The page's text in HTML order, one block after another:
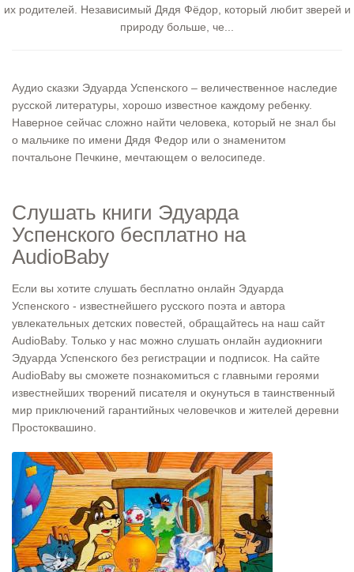
их родителей. Независимый Дядя Фёдор, который любит зверей и
природу больше, че...
Аудио сказки Эдуарда Успенского – величественное наследие
русской литературы, хорошо известное каждому ребенку.
Наверное сейчас сложно найти человека, который не знал бы
о мальчике по имени Дядя Федор или о знаменитом
почтальоне Печкине, мечтающем о велосипеде.
Слушать книги Эдуарда
Успенского бесплатно на
AudioBaby
Если вы хотите слушать бесплатно онлайн Эдуарда
Успенского - известнейшего русского поэта и автора
увлекательных детских повестей, обращайтесь на наш сайт
AudioBaby. Только у нас можно слушать онлайн аудиокниги
Эдуарда Успенского без регистрации и подписок. На сайте
AudioBaby вы сможете познакомиться с главными героями
известнейших творений писателя и окунуться в таинственный
мир приключений гарантийных человечков и жителей деревни
Простоквашино.